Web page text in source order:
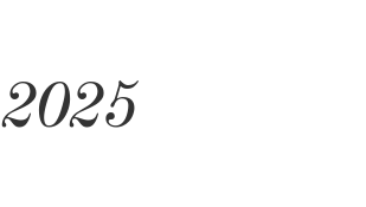
2025